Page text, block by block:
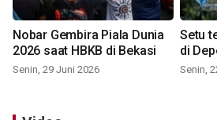
Nobar Gembira Piala Dunia
2026 saat HBKB di Bekasi
Senin, 29 Juni 2026
Setu
di
Senin,